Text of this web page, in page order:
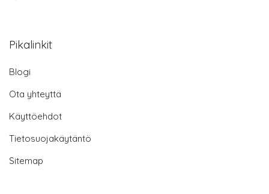
Pikalinkit
Blogi
Ota yhteyttä
Käyttöehdot
Tietosuojakäytäntö
Sitemap